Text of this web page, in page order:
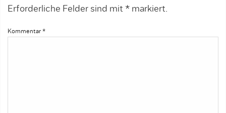
Erforderliche Felder sind mit * markiert.
Kommentar *